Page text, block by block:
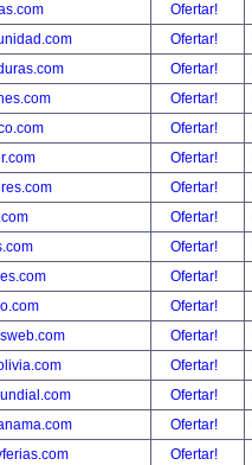
Ofertar!
Ofertar!
Ofertar!
Ofertar!
Ofertar!
Ofertar!
Ofertar!
Ofertar!
Ofertar!
Ofertar!
Ofertar!
Ofertar!
Ofertar!
Ofertar!
Ofertar!
Ofertar!